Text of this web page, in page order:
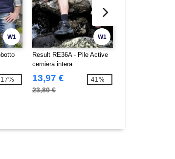
W1 W1
Result RE36A - Pile Active
cerniera intera
13,97 €
23,80 €
-41%